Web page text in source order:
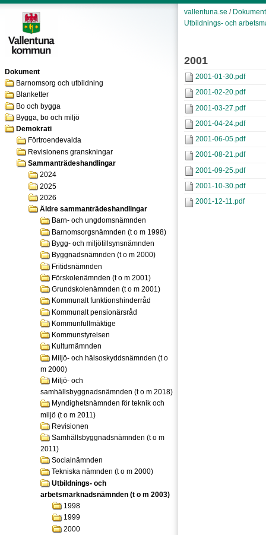
Dokument
Barnomsorg och utbildning
Blanketter
Bo och bygga
Bygga, bo och miljö
Demokrati
Förtroendevalda
Revisionens granskningar
Sammanträdeshandlingar
2024
2025
2026
Äldre sammanträdeshandlingar
Barn- och ungdomsnämnden
Barnomsorgsnämnden (t o m 1998)
Bygg- och miljötillsynsnämnden
Byggnadsnämnden (t o m 2000)
Fritidsnämnden
Förskolenämnden (t o m 2001)
Grundskolenämnden (t o m 2001)
Kommunalt funktionshinderråd
Kommunalt pensionärsråd
Kommunfullmäktige
Kommunstyrelsen
Kulturnämnden
Miljö- och hälsoskyddsnämnden (t o
m 2000)
Miljö- och
samhällsbyggnadsnämnden (t o m 2018)
Myndighetsnämnden för teknik och
miljö (t o m 2011)
Revisionen
Samhällsbyggnadsnämnden (t o m
2011)
Socialnämnden
Tekniska nämnden (t o m 2000)
Utbildnings- och
arbetsmarknadsnämnden (t o m 2003)
1998
1999
2000
vallentuna.se / Dokument
Utbildnings- och
2001
2001-01-30.pdf
2001-02-20.pdf
2001-03-27.pdf
2001-04-24.pdf
2001-06-05.pdf
2001-08-21.pdf
2001-09-25.pdf
2001-10-30.pdf
2001-12-11.pdf